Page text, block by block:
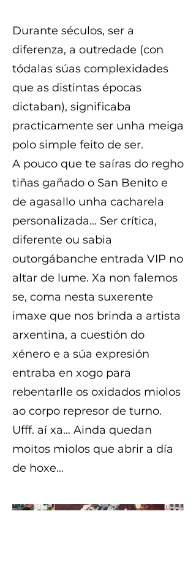
Durante séculos, ser a
diferenza, a outredade (con
tódalas súas complexidades
que as distintas épocas
dictaban), significaba
practicamente ser unha meiga
polo simple feito de ser.
A pouco que te saíras do regho
tiñas gañado o San Benito e
de agasallo unha cacharela
personalizada… Ser crítica,
diferente ou sabia
outorgábanche entrada VIP no
altar de lume. Xa non falemos
se, coma nesta suxerente
imaxe que nos brinda a artista
arxentina, a cuestión do
xénero e a súa expresión
entraba en xogo para
rebentarlle os oxidados miolos
ao corpo represor de turno.
Ufff. aí xa… Ainda quedan
moitos miolos que abrir a día
de hoxe…